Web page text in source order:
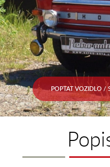
POPTAT VOZIDLO /